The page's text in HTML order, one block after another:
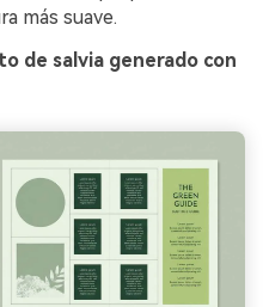
más suave.
de salvia generado con